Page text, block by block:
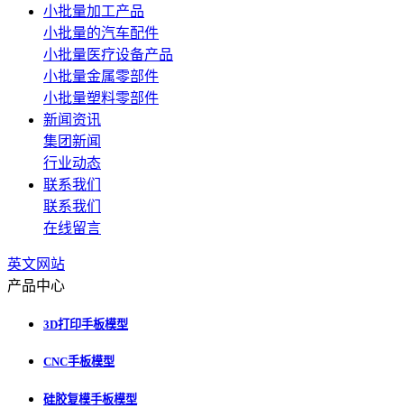
小批量加工产品
小批量的汽车配件
小批量医疗设备产品
小批量金属零部件
小批量塑料零部件
新闻资讯
集团新闻
行业动态
联系我们
联系我们
在线留言
英文网站
产品中心
3D打印手板模型
CNC手板模型
硅胶复模手板模型